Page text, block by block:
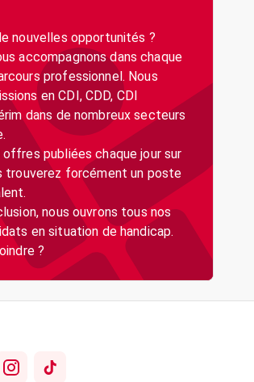
nouvelles opportunités ?
accompagnons dans chaque
professionnel. Nous
en CDI, CDD, CDI
dans de nombreux secteurs
publiées chaque jour sur
trouverez forcément un poste
nous ouvrons tous nos
en situation de handicap.